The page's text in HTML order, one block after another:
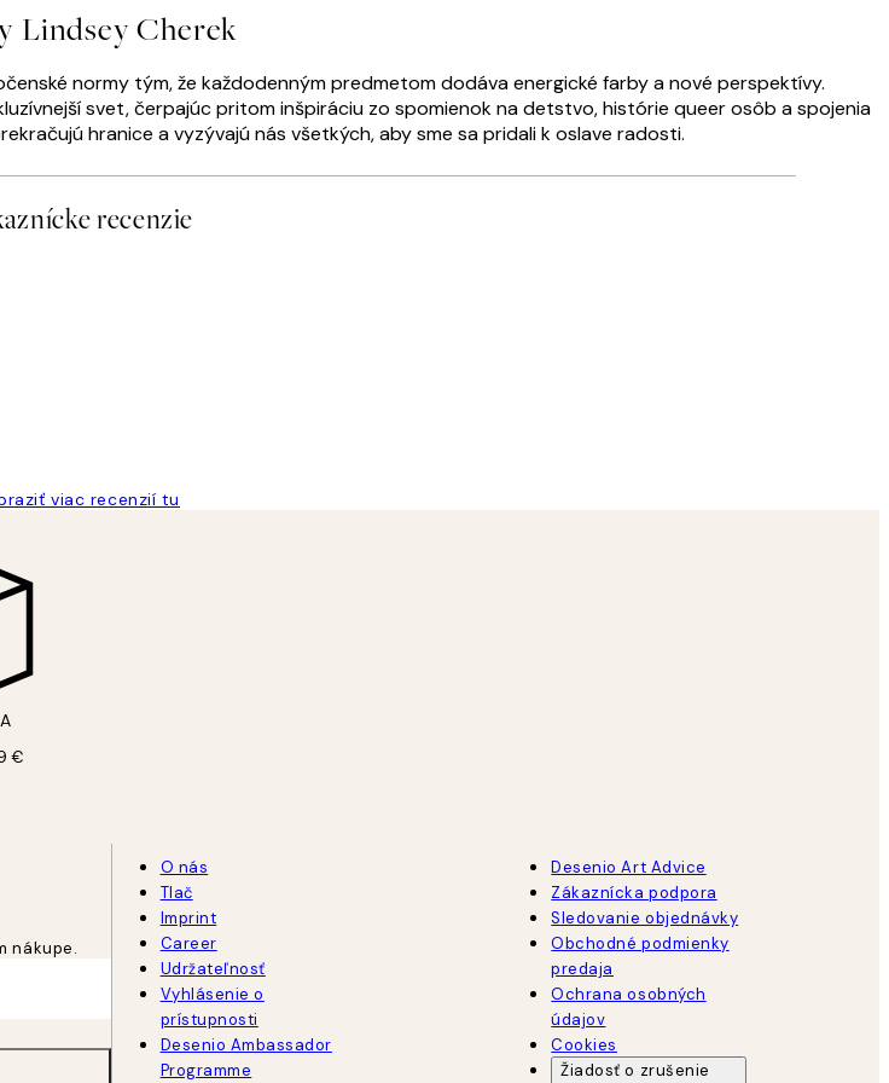
Lindsey Cherek
normy tým, že každodenným predmetom dodáva energické farby a nové perspektívy.
svet, čerpajúc pritom inšpiráciu zo spomienok na detstvo, histórie queer osôb a spojenia
hranice a vyzývajú nás všetkých, aby sme sa pridali k oslave radosti.
recenzie
viac recenzií tu
€
nákupe.
O nás
Tlač
Imprint
Career
Udržateľnosť
Vyhlásenie o
prístupnosti
Desenio Ambassador
Programme
Desenio Art Advice
Zákaznícka podpora
Sledovanie objednávky
Obchodné podmienky
predaja
Ochrana osobných
údajov
Cookies
Žiadosť o zrušenie